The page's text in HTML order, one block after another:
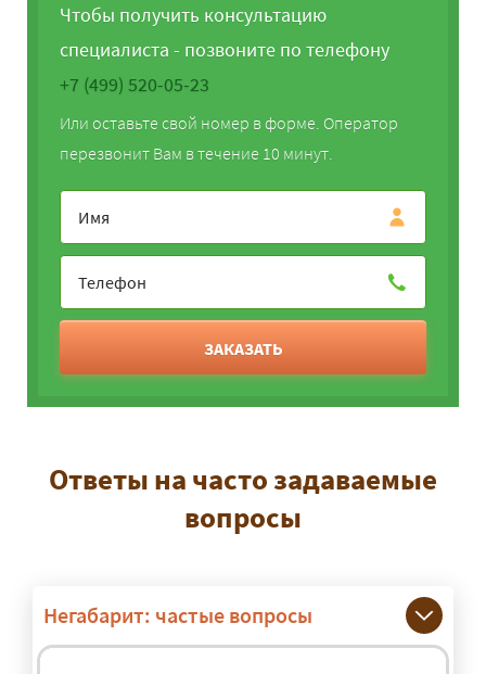
Чтобы получить консультацию
специалиста - позвоните по телефону
+7 (499) 520-05-23
Или оставьте свой номер в форме. Оператор
перезвонит Вам в течение 10 минут.
ЗАКАЗАТЬ
Ответы на часто задаваемые
вопросы
Негабарит: частые вопросы